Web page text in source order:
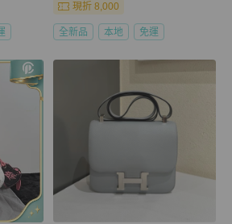
現折 8,000
全新品 本地 免運